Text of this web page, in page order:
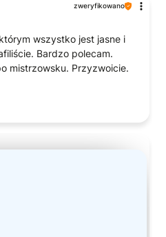
zweryfikowano
wszystko jest jasne i
Bardzo polecam.
mistrzowsku. Przyzwoicie.